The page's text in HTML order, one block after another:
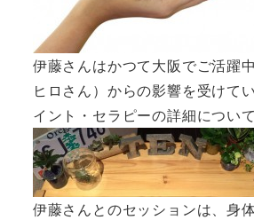
伊藤さんはかつて大阪でご活躍
ヒロさん）からの影響を受けてい
イント・セラピーの詳細につい
伊藤さんとのセッションは、身